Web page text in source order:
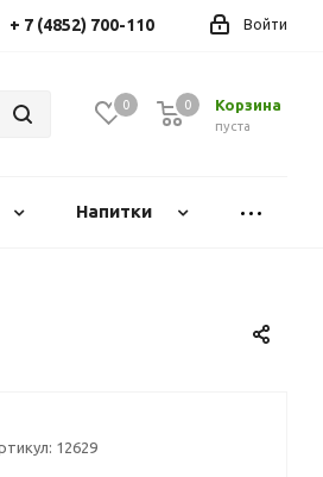
Войти
+ 7 (4852) 700-110
0 Корзина
0
пуста
0
Напитки
12629